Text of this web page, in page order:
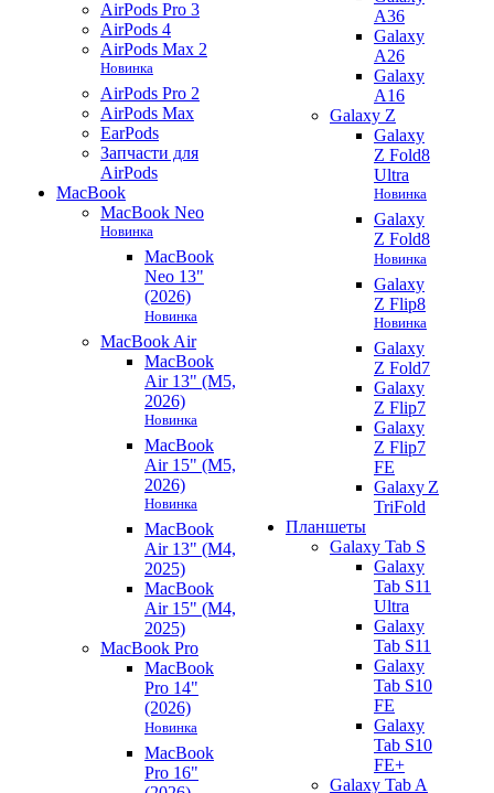
AirPods Pro 3
AirPods 4
AirPods Max 2
Новинка
AirPods Pro 2
AirPods Max
EarPods
Запчасти для
AirPods
MacBook
MacBook Neo
Новинка
MacBook
Neo 13"
(2026)
Новинка
MacBook Air
MacBook
Air 13" (M5,
2026)
Новинка
MacBook
Air 15" (M5,
2026)
Новинка
MacBook
Air 13" (M4,
2025)
MacBook
Air 15" (M4,
2025)
MacBook Pro
MacBook
Pro 14"
(2026)
Новинка
MacBook
Pro 16"
A36
Galaxy
A26
Galaxy
A16
Galaxy Z
Galaxy
Z Fold8
Ultra
Новинка
Galaxy
Z Fold8
Новинка
Galaxy
Z Flip8
Новинка
Galaxy
Z Fold7
Galaxy
Z Flip7
Galaxy
Z Flip7
FE
Galaxy Z
TriFold
Планшеты
Galaxy Tab S
Galaxy
Tab S11
Ultra
Galaxy
Tab S11
Galaxy
Tab S10
FE
Galaxy
Tab S10
FE+
Galaxy Tab A